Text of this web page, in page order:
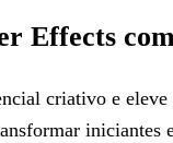
Effects
criativo e
iniciantes